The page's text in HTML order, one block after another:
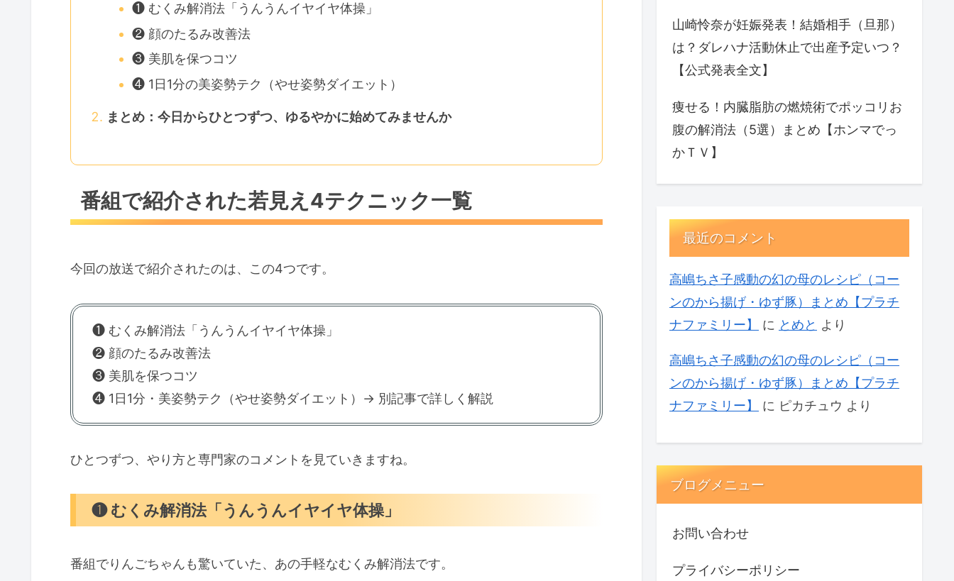
❶ むくみ解消法「うんうんイヤイヤ体操」
❷ 顔のたるみ改善法
❸ 美肌を保つコツ
❹ 1日1分の美姿勢テク（やせ姿勢ダイエット）
まとめ：今日からひとつずつ、ゆるやかに始めてみませんか
番組で紹介された若見え4テクニック一覧
今回の放送で紹介されたのは、この4つです。
❶ むくみ解消法「うんうんイヤイヤ体操」
❷ 顔のたるみ改善法
❸ 美肌を保つコツ
❹ 1日1分・美姿勢テク（やせ姿勢ダイエット）→ 別記事で詳しく解説
ひとつずつ、やり方と専門家のコメントを見ていきますね。
❶ むくみ解消法「うんうんイヤイヤ体操」
番組でりんごちゃんも驚いていた、あの手軽なむくみ解消法です。
山崎怜奈が妊娠発表！結婚相手（旦那）
は？ダレハナ活動休止で出産予定いつ？
【公式発表全文】
痩せる！内臓脂肪の燃焼術でポッコリお
腹の解消法（5選）まとめ【ホンマでっ
かＴＶ】
最近のコメント
高嶋ちさ子感動の幻の母のレシピ（コー
ンのから揚げ・ゆず豚）まとめ【プラチ
ナファミリー】
に とめと より
高嶋ちさ子感動の幻の母のレシピ（コー
ンのから揚げ・ゆず豚）まとめ【プラチ
ナファミリー】
に ピカチュウ より
ブログメニュー
お問い合わせ
プライバシーポリシー